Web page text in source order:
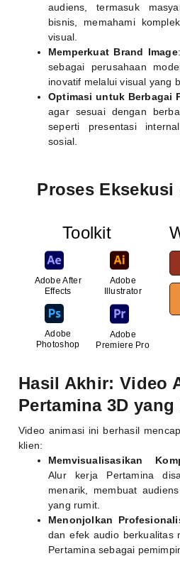
audiens, termasuk
bisnis, memahami
visual.
Memperkuat Brand Image
sebagai perusahaan
inovatif melalui visual yang
Optimasi untuk Berbagai
agar sesuai dengan
seperti presentasi
sosial.
Proses
Toolkit
Adobe After
Effects
Adobe
Illustrator
Adobe
Photoshop
Adobe
Premiere Pro
Hasil Akhir: Video
Pertamina 3D yang
Video animasi ini berhasil
klien:
Memvisualisasikan
Alur kerja Pertamina
menarik, membuat
yang rumit.
Menonjolkan
dan efek audio berkualitas
Pertamina sebagai